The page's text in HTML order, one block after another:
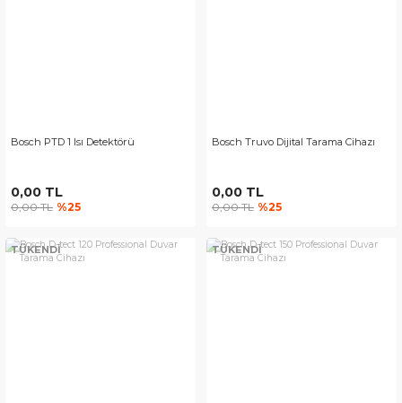
Bosch PTD 1 Isı Detektörü
0,00 TL
0,00 TL %25
Bosch Truvo Dijital Tarama Cihazı
0,00 TL
0,00 TL %25
TÜKENDİ TÜKENDİ